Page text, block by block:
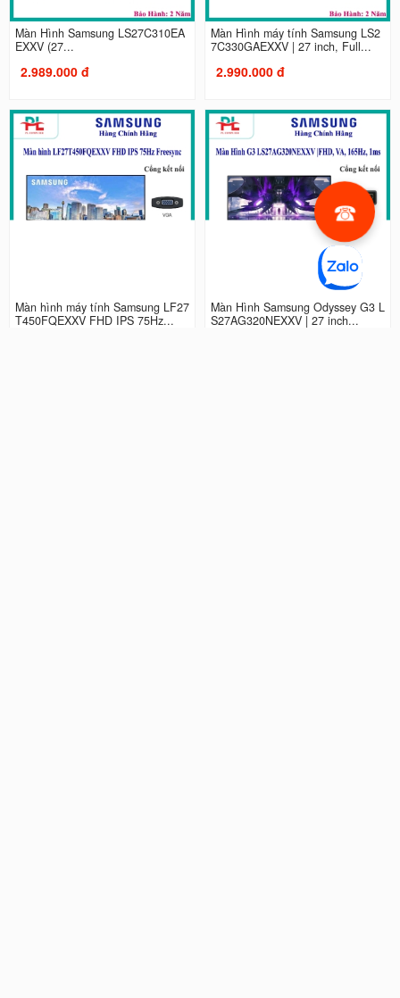
Màn Hình Samsung LS27C310EA
EXXV (27...
2.989.000 đ
Màn Hình máy tính Samsung LS2
7C330GAEXXV | 27 inch, Full...
2.990.000 đ
Màn hình máy tính Samsung LF27
T450FQEXXV FHD IPS 75Hz...
Màn Hình Samsung Odyssey G3 L
S27AG320NEXXV | 27 inch...